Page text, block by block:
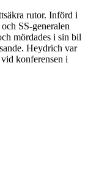
rutor. Införd i
SS-generalen
mördades i sin bil
Heydrich var
konferensen i